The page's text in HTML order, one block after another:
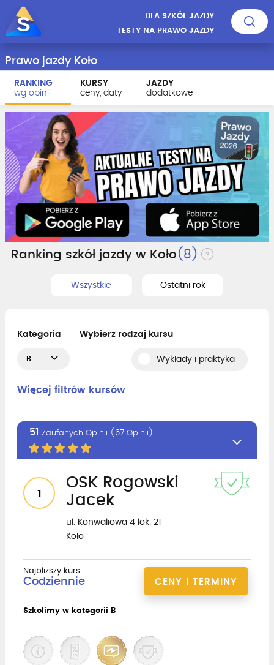
DLA SZKÓŁ JAZDY
TESTY NA PRAWO JAZDY
Prawo jazdy Koło
RANKING
wg opinii
KURSY
ceny, daty
JAZDY
dodatkowe
Ranking szkół jazdy w Koło (8)
Wszystkie Ostatni rok
Kategoria
B
Wybierz rodzaj kursu
Wykłady i praktyka
Więcej filtrów kursów
51 Zaufanych Opinii (67 Opinii)
1
OSK Rogowski
Jacek
ul. Konwaliowa 4 lok. 21
Koło
CENY I TERMINY
Najbliższy kurs:
Codziennie
Szkolimy w kategorii B